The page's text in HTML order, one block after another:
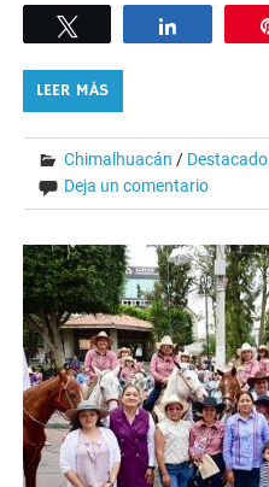
LEER MÁS
Chimalhuacán / Destacado
Deja un comentario